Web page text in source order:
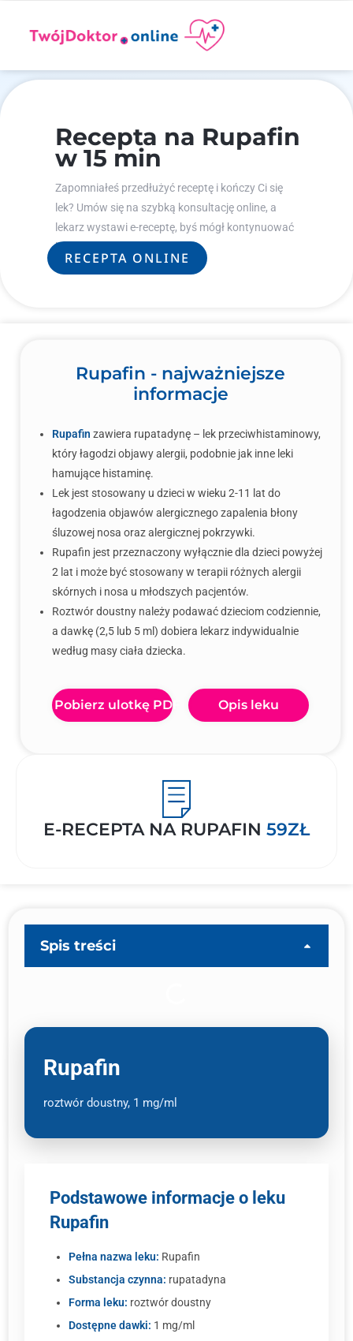
Recepta na Rupafin
w 15 min
Zapomniałeś przedłużyć receptę i kończy Ci się
lek? Umów się na szybką konsultację online, a
lekarz wystawi e-receptę, byś mógł kontynuować
leczenie.
RECEPTA ONLINE
Rupafin - najważniejsze
informacje
Rupafin zawiera rupatadynę – lek przeciwhistaminowy,
który łagodzi objawy alergii, podobnie jak inne leki
hamujące histaminę.
Lek jest stosowany u dzieci w wieku 2-11 lat do
łagodzenia objawów alergicznego zapalenia błony
śluzowej nosa oraz alergicznej pokrzywki.
Rupafin jest przeznaczony wyłącznie dla dzieci powyżej
2 lat i może być stosowany w terapii różnych alergii
skórnych i nosa u młodszych pacjentów.
Roztwór doustny należy podawać dzieciom codziennie,
a dawkę (2,5 lub 5 ml) dobiera lekarz indywidualnie
według masy ciała dziecka.
Pobierz ulotkę PDF Opis leku
E-RECEPTA NA RUPAFIN 59ZŁ
Spis treści
Rupafin
roztwór doustny, 1 mg/ml
Podstawowe informacje o leku
Rupafin
Pełna nazwa leku: Rupafin
Substancja czynna: rupatadyna
Forma leku: roztwór doustny
Dostępne dawki: 1 mg/ml